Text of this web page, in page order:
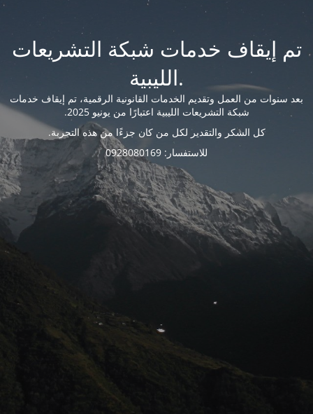
تم إيقاف خدمات شبكة التشريعات
الليبية.
بعد سنوات من العمل وتقديم الخدمات القانونية الرقمية، تم إيقاف خدمات
شبكة التشريعات الليبية اعتبارًا من يونيو 2025.
كل الشكر والتقدير لكل من كان جزءًا من هذه التجربة.
للاستفسار: 0928080169